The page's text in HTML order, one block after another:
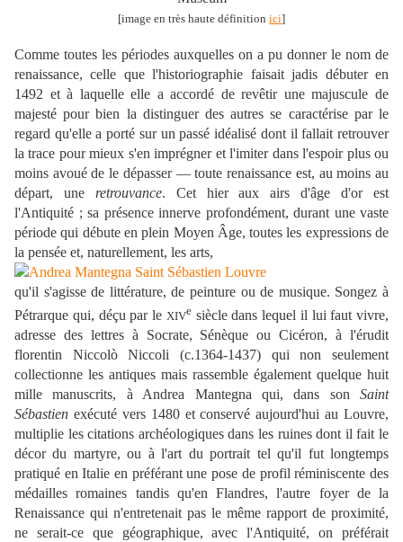
[image en très haute définition ici]
Comme toutes les périodes auxquelles on a pu donner le nom de
renaissance, celle que l'historiographie faisait jadis débuter en
1492 et à laquelle elle a accordé de revêtir une majuscule de
majesté pour bien la distinguer des autres se caractérise par le
regard qu'elle a porté sur un passé idéalisé dont il fallait retrouver
la trace pour mieux s'en imprégner et l'imiter dans l'espoir plus ou
moins avoué de le dépasser — toute renaissance est, au moins au
départ, une retrouvance. Cet hier aux airs d'âge d'or est
l'Antiquité ; sa présence innerve profondément, durant une vaste
période qui débute en plein Moyen Âge, toutes les expressions de
la pensée et, naturellement, les arts,
qu'il s'agisse de littérature, de peinture ou de musique. Songez à
Pétrarque qui, déçu par le XIVesiècle dans lequel il lui faut vivre,
adresse des lettres à Socrate, Sénèque ou Cicéron, à l'érudit
florentin Niccolò Niccoli (c.1364-1437) qui non seulement
collectionne les antiques mais rassemble également quelque huit
mille manuscrits, à Andrea Mantegna qui, dans son Saint
Sébastien exécuté vers 1480 et conservé aujourd'hui au Louvre,
multiplie les citations archéologiques dans les ruines dont il fait le
décor du martyre, ou à l'art du portrait tel qu'il fut longtemps
pratiqué en Italie en préférant une pose de profil réminiscente des
médailles romaines tandis qu'en Flandres, l'autre foyer de la
Renaissance qui n'entretenait pas le même rapport de proximité,
ne serait-ce que géographique, avec l'Antiquité, on préférait